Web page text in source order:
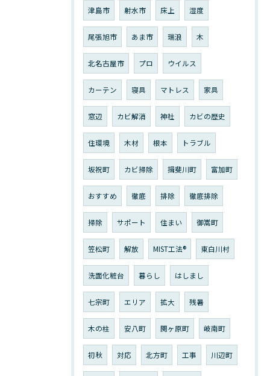
津島市 射水市 床上 湿度
尾張旭市 あま市 瑞浪 木
北名古屋市 プロ ウイルス
カーテン 寝具 マトレス 家具
窓辺 カビ解消 神社 カビの歴史
住環境 木材 根本 トラブル
坂祝町 カビ掃除 揖斐川町 富加町
おすすめ 徹底 排除 徹底排除
掃除 サポート 住まい 御嵩町
笠松町 解放 MIST工法®︎ 東白川村
洗面化粧台 暮らし はしまし
七宗町 エリア 拡大 残暑
木の柱 安八町 関ヶ原町 岐南町
初秋 対応 北方町 工事 川辺町